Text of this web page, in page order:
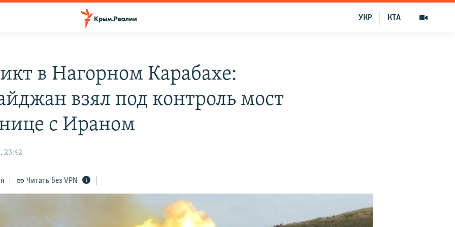
КТА
УКР
в Нагорном Карабахе:
взял под контроль мост
с Ираном
23:42
Читать без VPN